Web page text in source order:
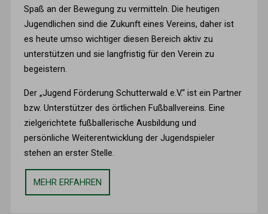
Spaß an der Bewegung zu vermitteln. Die heutigen
Jugendlichen sind die Zukunft eines Vereins, daher ist
es heute umso wichtiger diesen Bereich aktiv zu
unterstützen und sie langfristig für den Verein zu
begeistern.
Der „Jugend Förderung Schutterwald e.V.“ ist ein Partner
bzw. Unterstützer des örtlichen Fußballvereins. Eine
zielgerichtete fußballerische Ausbildung und
persönliche Weiterentwicklung der Jugendspieler
stehen an erster Stelle.
MEHR ERFAHREN